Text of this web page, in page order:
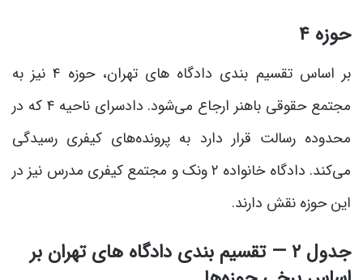
حوزه ۴
بر اساس تقسیم بندی دادگاه های تهران، حوزه ۴ نیز به
مجتمع حقوقی باهنر ارجاع می‌شود. دادسرای ناحیه ۴ که در
محدوده رسالت قرار دارد به پرونده‌های کیفری رسیدگی
می‌کند. دادگاه خانواده ۲ ونک و مجتمع کیفری مدرس نیز در
این حوزه نقش دارند.
جدول ۲ — تقسیم بندی دادگاه های تهران بر